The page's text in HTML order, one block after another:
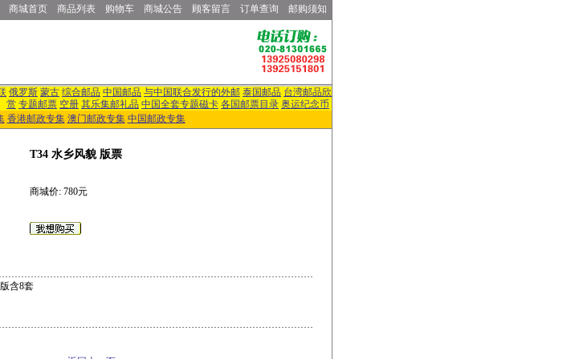
商城首页 商品列表 购物车 商城公告 顾客留言 订单查询 邮购须知
俄罗斯 蒙古 综合邮品 中国邮品 与中国联合发行的外邮 泰国邮品 台湾邮品欣
赏 专题邮票 空册 其乐集邮礼品 中国全套专题磁卡 各国邮票目录 奥运纪念币
香港邮政专集 澳门邮政专集 中国邮政专集
T34 水乡风貌 版票
商城价: 780元
含8套